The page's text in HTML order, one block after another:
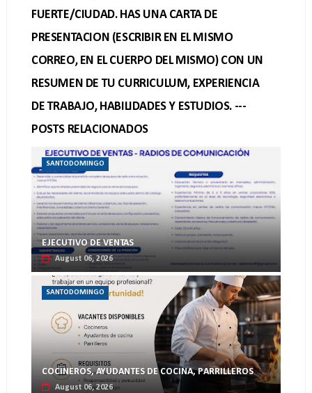
FUERTE/CIUDAD. HAS UNA CARTA DE
PRESENTACION (ESCRIBIR EN EL MISMO
CORREO, EN EL CUERPO DEL MISMO) CON UN
RESUMEN DE TU CURRICULUM, EXPERIENCIA
DE TRABAJO, HABILIDADES Y ESTUDIOS. ---
POSTS RELACIONADOS
SANTODOMINGO
EJECUTIVO DE VENTAS
August 06, 2026
SANTODOMINGO
COCINEROS, AYUDANTES DE COCINA, PARRILLEROS
August 06, 2026